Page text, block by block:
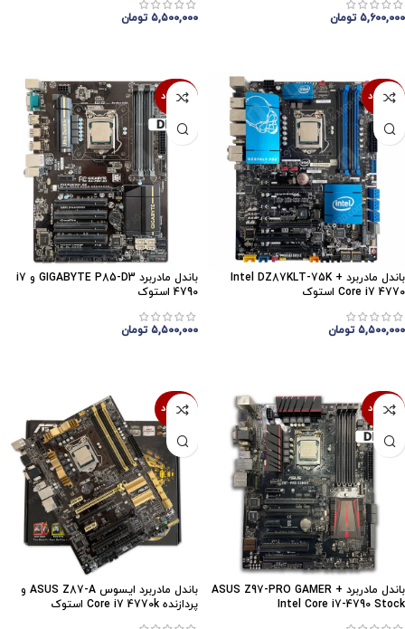
۵,۶۰۰,۰۰۰ تومان ۵,۵۰۰,۰۰۰ تومان
ناموجود
باندل مادربرد Intel DZ87KLT-75K +
Core i7 4770 استوک
۵,۵۰۰,۰۰۰ تومان
ناموجود
باندل مادربرد GIGABYTE P85-D3 و i7
4790 استوک
۵,۵۰۰,۰۰۰ تومان
ناموجود
باندل مادربرد ASUS Z97-PRO GAMER +
Intel Core i7-4790 Stock
ناموجود
باندل مادربرد ایسوس ASUS Z87-A و
پردازنده Core i7 4770k استوک